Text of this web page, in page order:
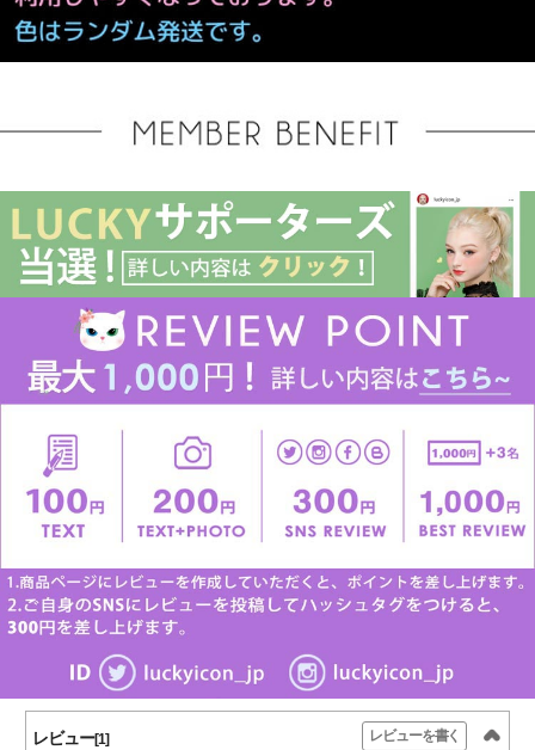
レビュー[1] レビューを書く